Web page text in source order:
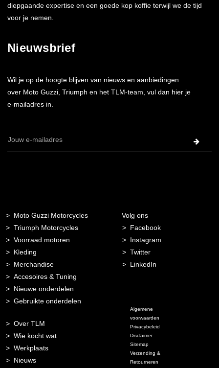
diepgaande expertise en een goede kop koffie terwijl we de tijd
voor je nemen.
Nieuwsbrief
Wil je op de hoogte blijven van nieuws en aanbiedingen
over Moto Guzzi, Triumph en het TLM-team, vul dan hier je
e-mailadres in.
E-
Moto Guzzi Motorcycles
Triumph Motorcycles
Voorraad motoren
Kleding
Merchandise
Accesoires & Tuning
Nieuwe onderdelen
Gebruikte onderdelen
Over TLM
Wie kocht wat
Werkplaats
Nieuws
Volg ons
Facebook
Instagram
Twitter
LinkedIn
Algemene
voorwaarden
Privacybeleid
Disclaimer
Sitemap
Verzending &
Retourneren